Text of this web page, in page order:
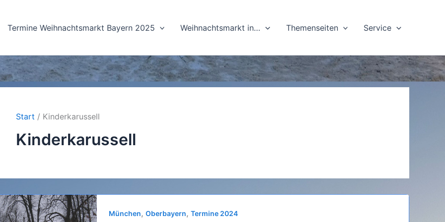
Termine Weihnachtsmarkt Bayern 2025 Weihnachtsmarkt in… Themenseiten Service
Start Kinderkarussell
Kinderkarussell
München, Oberbayern, Termine 2024